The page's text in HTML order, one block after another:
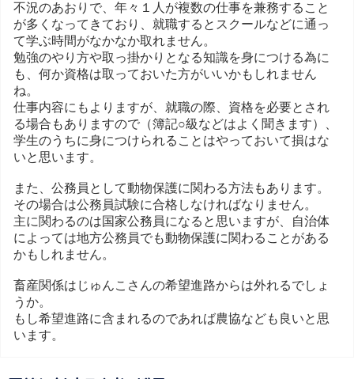
不況のあおりで、年々１人が複数の仕事を兼務すること
が多くなってきており、就職するとスクールなどに通っ
て学ぶ時間がなかなか取れません。
勉強のやり方や取っ掛かりとなる知識を身につける為に
も、何か資格は取っておいた方がいいかもしれません
ね。
仕事内容にもよりますが、就職の際、資格を必要とされ
る場合もありますので（簿記○級などはよく聞きます）、
学生のうちに身につけられることはやっておいて損はな
いと思います。
また、公務員として動物保護に関わる方法もあります。
その場合は公務員試験に合格しなければなりません。
主に関わるのは国家公務員になると思いますが、自治体
によっては地方公務員でも動物保護に関わることがある
かもしれません。
畜産関係はじゅんこさんの希望進路からは外れるでしょ
うか。
もし希望進路に含まれるのであれば農協なども良いと思
います。